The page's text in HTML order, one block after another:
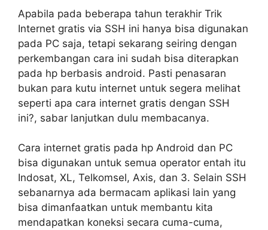
Apabila pada beberapa tahun terakhir Trik
Internet gratis via SSH ini hanya bisa digunakan
pada PC saja, tetapi sekarang seiring dengan
perkembangan cara ini sudah bisa diterapkan
pada hp berbasis android. Pasti penasaran
bukan para kutu internet untuk segera melihat
seperti apa cara internet gratis dengan SSH
ini?, sabar lanjutkan dulu membacanya.
Cara internet gratis pada hp Android dan PC
bisa digunakan untuk semua operator entah itu
Indosat, XL, Telkomsel, Axis, dan 3. Selain SSH
sebanarnya ada bermacam aplikasi lain yang
bisa dimanfaatkan untuk membantu kita
mendapatkan koneksi secara cuma-cuma,